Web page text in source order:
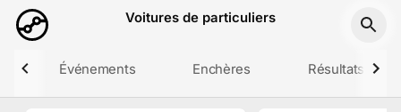
Aller au contenu principal
Voitures de particuliers
Événements Enchères Résultats